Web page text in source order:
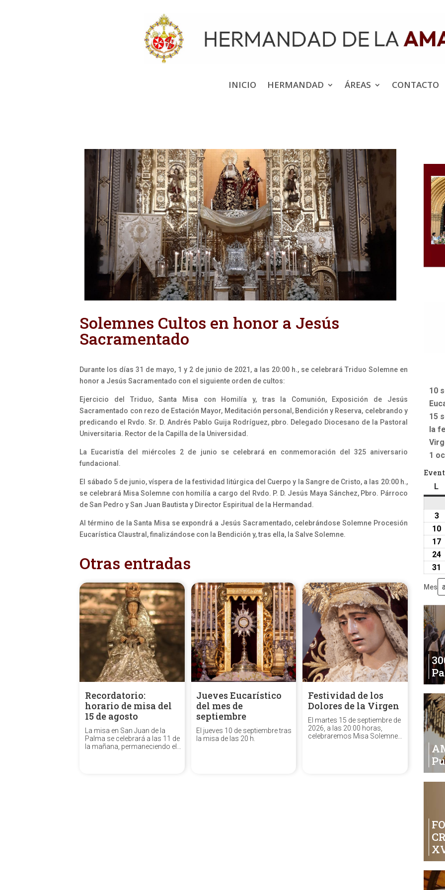
INICIO HERMANDAD ÁREAS CONTACTO
Solemnes Cultos en honor a Jesús
Sacramentado
Durante los días 31 de mayo, 1 y 2 de junio de 2021, a las 20:00 h., se celebrará Triduo Solemne en
honor a Jesús Sacramentado con el siguiente orden de cultos:
Ejercicio del Triduo, Santa Misa con Homilía y, tras la Comunión, Exposición de Jesús
Sacramentado con rezo de Estación Mayor, Meditación personal, Bendición y Reserva, celebrando y
predicando el Rvdo. Sr. D. Andrés Pablo Guija Rodríguez, pbro. Delegado Diocesano de la Pastoral
Universitaria. Rector de la Capilla de la Universidad.
La Eucaristía del miércoles 2 de junio se celebrará en conmemoración del 325 aniversario
fundacional.
El sábado 5 de junio, víspera de la festividad litúrgica del Cuerpo y la Sangre de Cristo, a las 20:00 h.,
se celebrará Misa Solemne con homilía a cargo del Rvdo. P. D. Jesús Maya Sánchez, Pbro. Párroco
de San Pedro y San Juan Bautista y Director Espiritual de la Hermandad.
Al término de la Santa Misa se expondrá a Jesús Sacramentado, celebrándose Solemne Procesión
Eucarística Claustral, finalizándose con la Bendición y, tras ella, la Salve Solemne.
Otras entradas
Recordatorio:
horario de misa del
15 de agosto
La misa en San Juan de la
Palma se celebrará a las 11 de
la mañana, permaneciendo el
Jueves Eucarístico
del mes de
septiembre
El jueves 10 de septiembre tras
la misa de las 20 h.
Festividad de los
Dolores de la Virgen
El martes 15 de septiembre de
2026, a las 20:00 horas,
celebraremos Misa Solemne
10
15
la
1
L
33
10
17
24
31
Mes